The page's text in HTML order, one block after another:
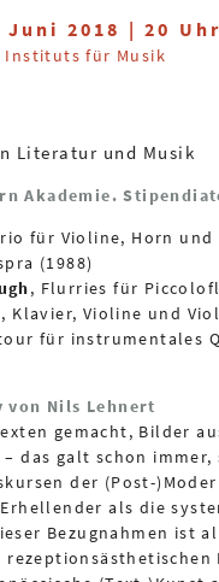
2018 | 20 Uhr
Instituts für Musik
Literatur und Musik
Akademie.
für Violine, Horn und
(1988)
, Flurries für
Klavier, Violine und
für instrumentales
von Nils Lehnert
gemacht, Bilder
– das galt schon
der (Post-
als die
Bezugnahmen ist